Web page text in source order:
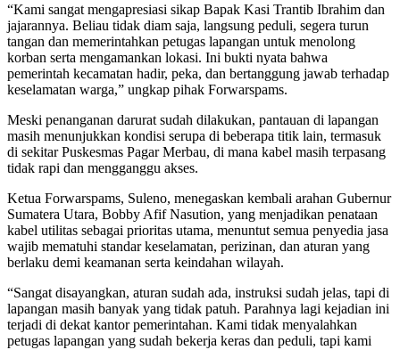
“Kami sangat mengapresiasi sikap Bapak Kasi Trantib Ibrahim dan
jajarannya. Beliau tidak diam saja, langsung peduli, segera turun
tangan dan memerintahkan petugas lapangan untuk menolong
korban serta mengamankan lokasi. Ini bukti nyata bahwa
pemerintah kecamatan hadir, peka, dan bertanggung jawab terhadap
keselamatan warga,” ungkap pihak Forwarspams.
Meski penanganan darurat sudah dilakukan, pantauan di lapangan
masih menunjukkan kondisi serupa di beberapa titik lain, termasuk
di sekitar Puskesmas Pagar Merbau, di mana kabel masih terpasang
tidak rapi dan mengganggu akses.
Ketua Forwarspams, Suleno, menegaskan kembali arahan Gubernur
Sumatera Utara, Bobby Afif Nasution, yang menjadikan penataan
kabel utilitas sebagai prioritas utama, menuntut semua penyedia jasa
wajib mematuhi standar keselamatan, perizinan, dan aturan yang
berlaku demi keamanan serta keindahan wilayah.
“Sangat disayangkan, aturan sudah ada, instruksi sudah jelas, tapi di
lapangan masih banyak yang tidak patuh. Parahnya lagi kejadian ini
terjadi di dekat kantor pemerintahan. Kami tidak menyalahkan
petugas lapangan yang sudah bekerja keras dan peduli, tapi kami